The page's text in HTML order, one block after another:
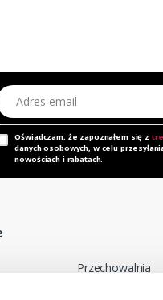
email
Oświadczam, że zapoznałem się z
danych osobowych, w celu
nowościach i rabatach.
Przechowalnia